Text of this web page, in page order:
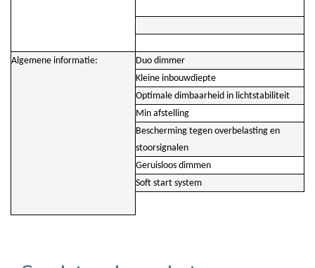
Algemene informatie:
Duo dimmer
Kleine inbouwdiepte
Optimale dimbaarheid in lichtstabiliteit
Min afstelling
Bescherming tegen overbelasting en
stoorsignalen
Geruisloos dimmen
Soft start system